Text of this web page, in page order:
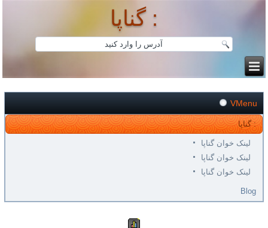
گناپا :
VMenu
گناپا :
لینک خوان گناپا
لینک خوان گناپا
لینک خوان گناپا
Blog